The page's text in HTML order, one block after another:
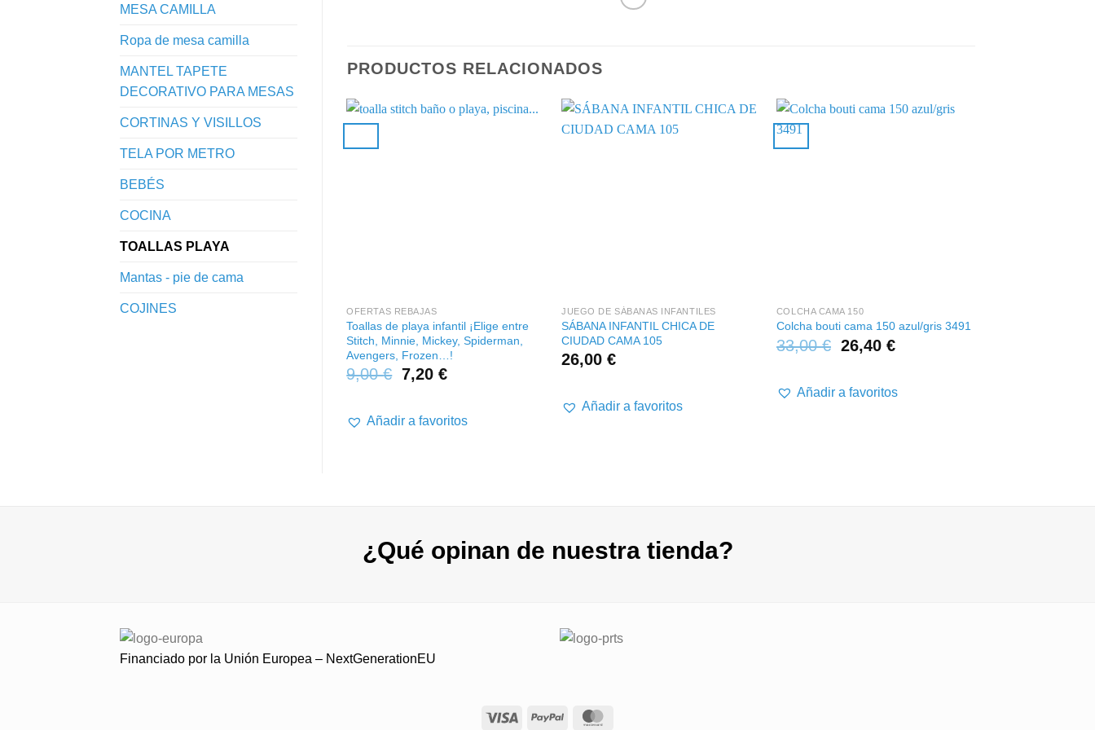
MESA CAMILLA
Ropa de mesa camilla
MANTEL TAPETE
DECORATIVO PARA MESAS
CORTINAS Y VISILLOS
TELA POR METRO
BEBÉS
COCINA
TOALLAS PLAYA
Mantas - pie de cama
COJINES
PRODUCTOS RELACIONADOS
OFERTAS REBAJAS
Toallas de playa infantil ¡Elige entre
Stitch, Minnie, Mickey, Spiderman,
Avengers, Frozen…!
9,00€ 7,20€
Añadir a favoritos
JUEGO DE SÁBANAS INFANTILES
SÁBANA INFANTIL CHICA DE
CIUDAD CAMA 105
26,00€
Añadir a favoritos
COLCHA CAMA 150
Colcha bouti cama 150 azul/gris 3491
33,00€ 26,40 €
Añadir a favoritos
¿Qué opinan de nuestra tienda?
Financiado por la Unión Europea – NextGenerationEU